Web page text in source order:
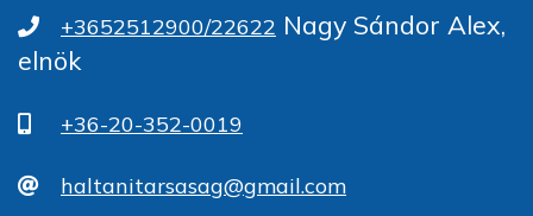
+3652512900/22622 Nagy Sándor Alex,
elnök
+36-20-352-0019
haltanitarsasag@gmail.com